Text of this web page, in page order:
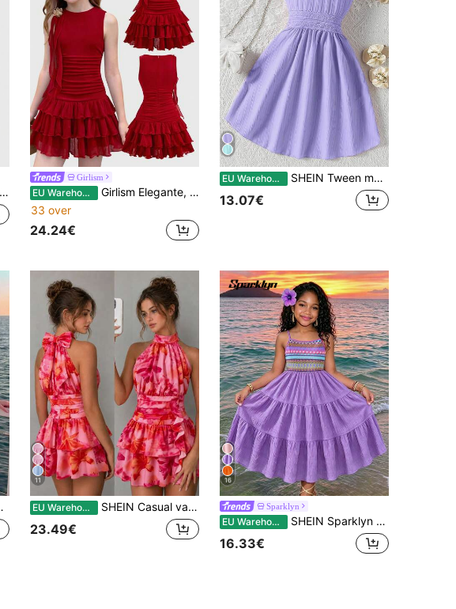
Girlism
EU Warehouse
Girlism Elegante, asymmetrische, mouwloze, aansluitende korte jurk met Franse ruches voor tienermeisjes, prinsessenjurk, geschikt voor nieuwjaarsfeestjes, lente-uitjes, dagelijks gebruik, rode jurk voor meisjes, bijpassende jurk voor moeder en dochter.
33 over
24.24€
EU Warehouse SHEIN Tween meisje Contrastkant Cami-jurk
13.07€
11
EU Warehouse SHEIN Casual vakantiejurk voor tienermeisjes met bloemenprint, strikdecoratie en halternek
23.49€
16
Sparklyn
EU Warehouse SHEIN Sparklyn Kleurrijke gebreide patchworkjurk voor meisjes met oranje bandjes
16.33€